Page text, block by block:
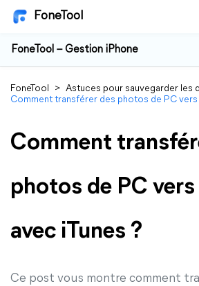
FoneTool
FoneTool – Gestion iPhone
FoneTool > Astuces pour sauvegarder les
Comment transférer des photos de PC vers
Comment
photos de PC
avec iTunes ?
Ce post vous montre comment